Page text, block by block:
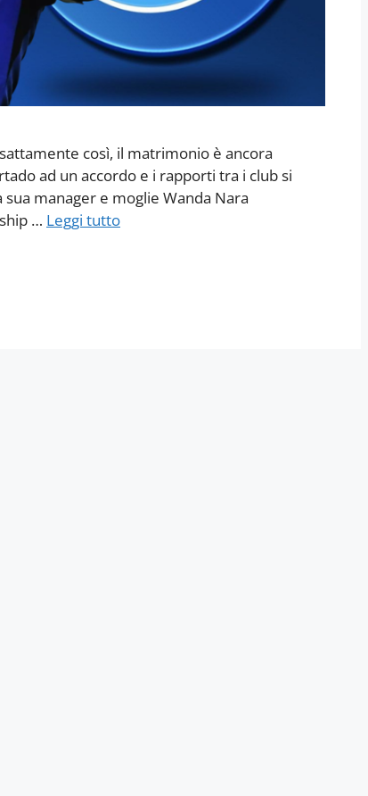
così, il matrimonio è ancora
ad un accordo e i rapporti tra i club si
manager e moglie Wanda Nara
… Leggi tutto